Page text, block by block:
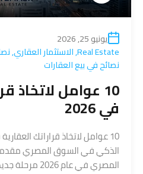
يونيو 25, 2026
Real Estate
,الاستثمار العقاري,
نصائح في بيع العقارات
10 عوامل لاتخاذ
في 2026
الذكي في السوق المصري
المصري في عام 2026 مرحلة جديدة من النضج.